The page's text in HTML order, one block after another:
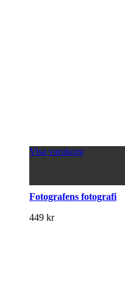
Visa varukorg
Fotografens fotografi
449 kr